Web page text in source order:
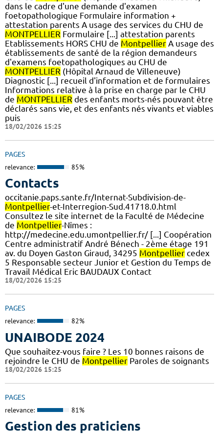
dans le cadre d'une demande d'examen
foetopathologique Formulaire information +
attestation parents A usage des services du CHU de
MONTPELLIER Formulaire [...] attestation parents
Etablissements HORS CHU de Montpellier A usage des
établissements de santé de la région demandeurs
d'examens foetopathologiques au CHU de
MONTPELLIER (Hôpital Arnaud de Villeneuve)
Diagnostic [...] recueil d'information et de formulaires
Informations relative à la prise en charge par le CHU
de MONTPELLIER des enfants morts-nés pouvant être
déclarés sans vie, et des enfants nés vivants et viables
puis
18/02/2026 15:25
PAGES
relevance: 85%
Contacts
occitanie.paps.sante.fr/Internat-Subdivision-de-
Montpellier-et-Interregion-Sud.41718.0.html
Consultez le site internet de la Faculté de Médecine
de Montpellier-Nîmes :
http://medecine.edu.umontpellier.fr/ [...] Coopération
Centre administratif André Bénech - 2ème étage 191
av. du Doyen Gaston Giraud, 34295 Montpellier cedex
5 Responsable secteur Junior et Gestion du Temps de
Travail Médical Eric BAUDAUX Contact
18/02/2026 15:25
PAGES
relevance: 82%
UNAIBODE 2024
Que souhaitez-vous faire ? Les 10 bonnes raisons de
rejoindre le CHU de Montpellier Paroles de soignants
18/02/2026 15:25
PAGES
relevance: 81%
Gestion des praticiens